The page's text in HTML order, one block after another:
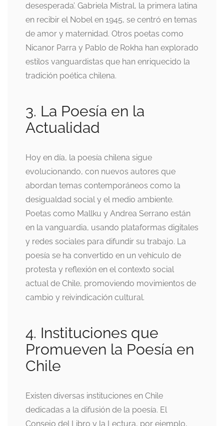
desesperada’. Gabriela Mistral, la primera latina
en recibir el Nobel en 1945, se centró en temas
de amor y maternidad. Otros poetas como
Nicanor Parra y Pablo de Rokha han explorado
estilos vanguardistas que han enriquecido la
tradición poética chilena.
3. La Poesía en la
Actualidad
Hoy en día, la poesía chilena sigue
evolucionando, con nuevos autores que
abordan temas contemporáneos como la
desigualdad social y el medio ambiente.
Poetas como Mallku y Andrea Serrano están
en la vanguardia, usando plataformas digitales
y redes sociales para difundir su trabajo. La
poesía se ha convertido en un vehículo de
protesta y reflexión en el contexto social
actual de Chile, promoviendo movimientos de
cambio y reivindicación cultural.
4. Instituciones que
Promueven la Poesía en
Chile
Existen diversas instituciones en Chile
dedicadas a la difusión de la poesía. El
Consejo del Libro y la Lectura, por ejemplo,